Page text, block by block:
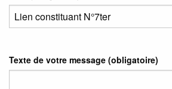
Texte de votre message (obligatoire)